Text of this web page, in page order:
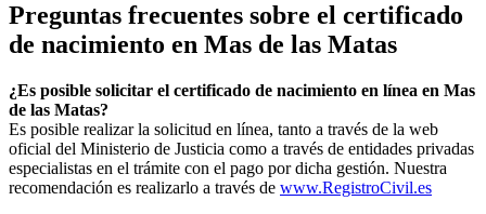
Preguntas frecuentes sobre el certificado
de nacimiento en Mas de las Matas
¿Es posible solicitar el certificado de nacimiento en línea en Mas
de las Matas?
Es posible realizar la solicitud en línea, tanto a través de la web
oficial del Ministerio de Justicia como a través de entidades privadas
especialistas en el trámite con el pago por dicha gestión. Nuestra
recomendación es realizarlo a través de www.RegistroCivil.es